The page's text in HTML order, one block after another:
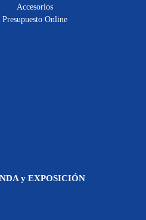
Accesorios
Presupuesto Online
y EXPOSICIÓN